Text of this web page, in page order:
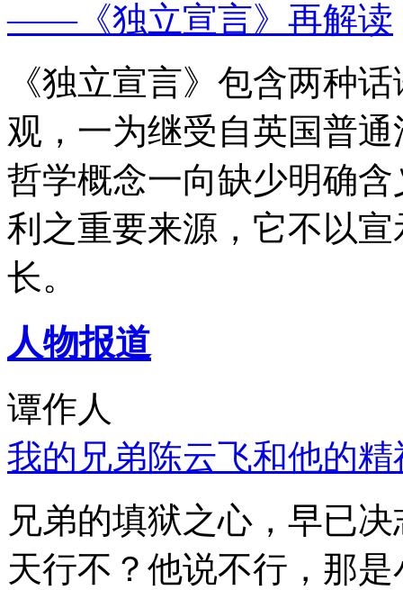
——《独立宣言》再解读
《独立宣言》包含两种
观，一为继受自英国普
哲学概念一向缺少明确
利之重要来源，它不以
长。
人物报道
谭作人
我的兄弟陈云飞和他的
兄弟的填狱之心，早已
天行不？他说不行，那